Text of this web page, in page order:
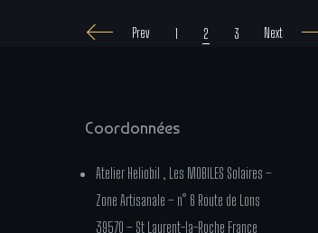
Prev 1 2 3 Next
Coordonnées
Atelier Heliobil , Les MOBILES Solaires –
Zone Artisanale – n° 6 Route de Lons
39570 – St Laurent-la-Roche France